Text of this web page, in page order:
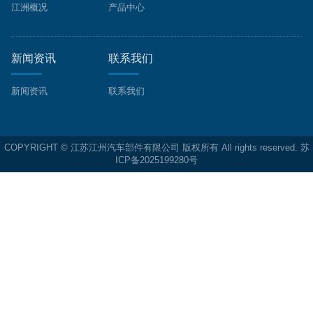
江洲概况 产品中心
新闻资讯
新闻资讯
联系我们
联系我们
COPYRIGHT © 江苏江州汽车部件有限公司 版权所有 All rights reserved. 苏
ICP备2025199280号